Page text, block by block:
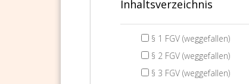
Inhaltsverzeichnis
§ 1 FGV (weggefallen)
§ 2 FGV (weggefallen)
§ 3 FGV (weggefallen)